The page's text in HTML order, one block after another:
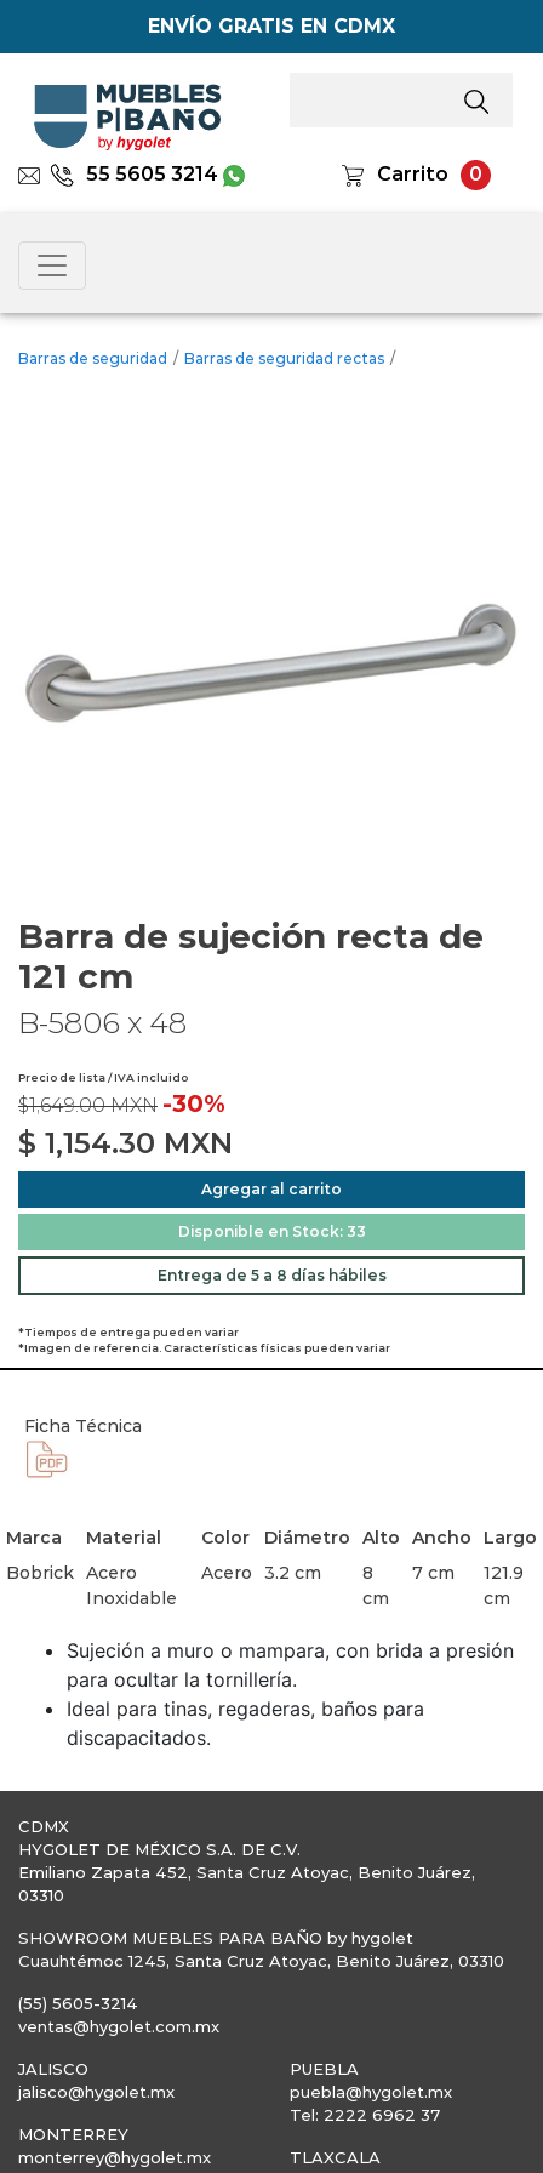
ENVÍO GRATIS EN CDMX
55 5605 3214 Carrito 0
Barras de seguridad / Barras de seguridad rectas /
Barra de sujeción recta de
121 cm
B-5806 x 48
Precio de lista / IVA incluido
$1,649.00 MXN -30%
$ 1,154.30 MXN
Agregar al carrito
Disponible en Stock: 33
Entrega de 5 a 8 días hábiles
*Tiempos de entrega pueden variar
*Imagen de referencia. Características físicas pueden variar
Ficha Técnica
Marca Material Color Diámetro Alto Ancho
Largo
Bobrick Acero
Inoxidable
Acero 3.2 cm
8
cm
7 cm
121.9
cm
Sujeción a muro o mampara, con brida a presión
para ocultar la tornillería.
Ideal para tinas, regaderas, baños para
discapacitados.
CDMX
HYGOLET DE MÉXICO S.A. DE C.V.
Emiliano Zapata 452, Santa Cruz Atoyac, Benito Juárez,
03310
SHOWROOM MUEBLES PARA BAÑO by hygolet
Cuauhtémoc 1245, Santa Cruz Atoyac, Benito Juárez, 03310
(55) 5605-3214
ventas@hygolet.com.mx
JALISCO
jalisco@hygolet.mx
MONTERREY
monterrey@hygolet.mx
PUEBLA
puebla@hygolet.mx
Tel: 2222 6962 37
TLAXCALA